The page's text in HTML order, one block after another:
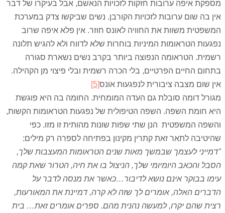
מספקת איפה ערובות חזקות לזכויות הנאשם, אבל בעיקרו של דבר
אין בה שום ערובות לזכויות הקורבן. נשים שביקשו צדק במערכת
המשפטית משוות את החוויה לאונס חוזר. אין פלא איפה שרוב
נפגעות הטראומות המיניות בוחרות שלא לדווח ולא להגיש תלונה
רשמית. הטראומה הנפוצה ביותר בקרב נשים נשארת סגורה
בתחום החיים הפרטיים, בלי הכרה רשמית ובלי פיצוי מן הקהילה.
אין שום מצבה ציבורית לנפגעות אונס[5]
מגורל דומה סובלת גם העדה המומחית. החומה בה היא פוגשת
היא חומת השפה. השפה הטיפולית של נפגעות הטראומות הקשות,
והשפה המשפטית הנן שתי שפות שונות מהותית זו מזו. כפי
שהיטיבה לתאר זאת קתרין מקינון בפתיחה לספרה רק מילים:
"דמייני לעצמך שבמשך מאות שנים הטראומות המעצבות שלך,
הסבל והכאב היומיומי שלך, הניצול בו את חיה, הטרור שאת קמה
עימו בבוקר אינם נושא לדיבור…כאשר את מנסה לדבר על
הדברים האלה, אומרים לך שזה לא קרה, דמיינת את המאורעות,
רצית שהם יקרו, למעשה נהנית מהם. ספרים אומרים זאת… בית